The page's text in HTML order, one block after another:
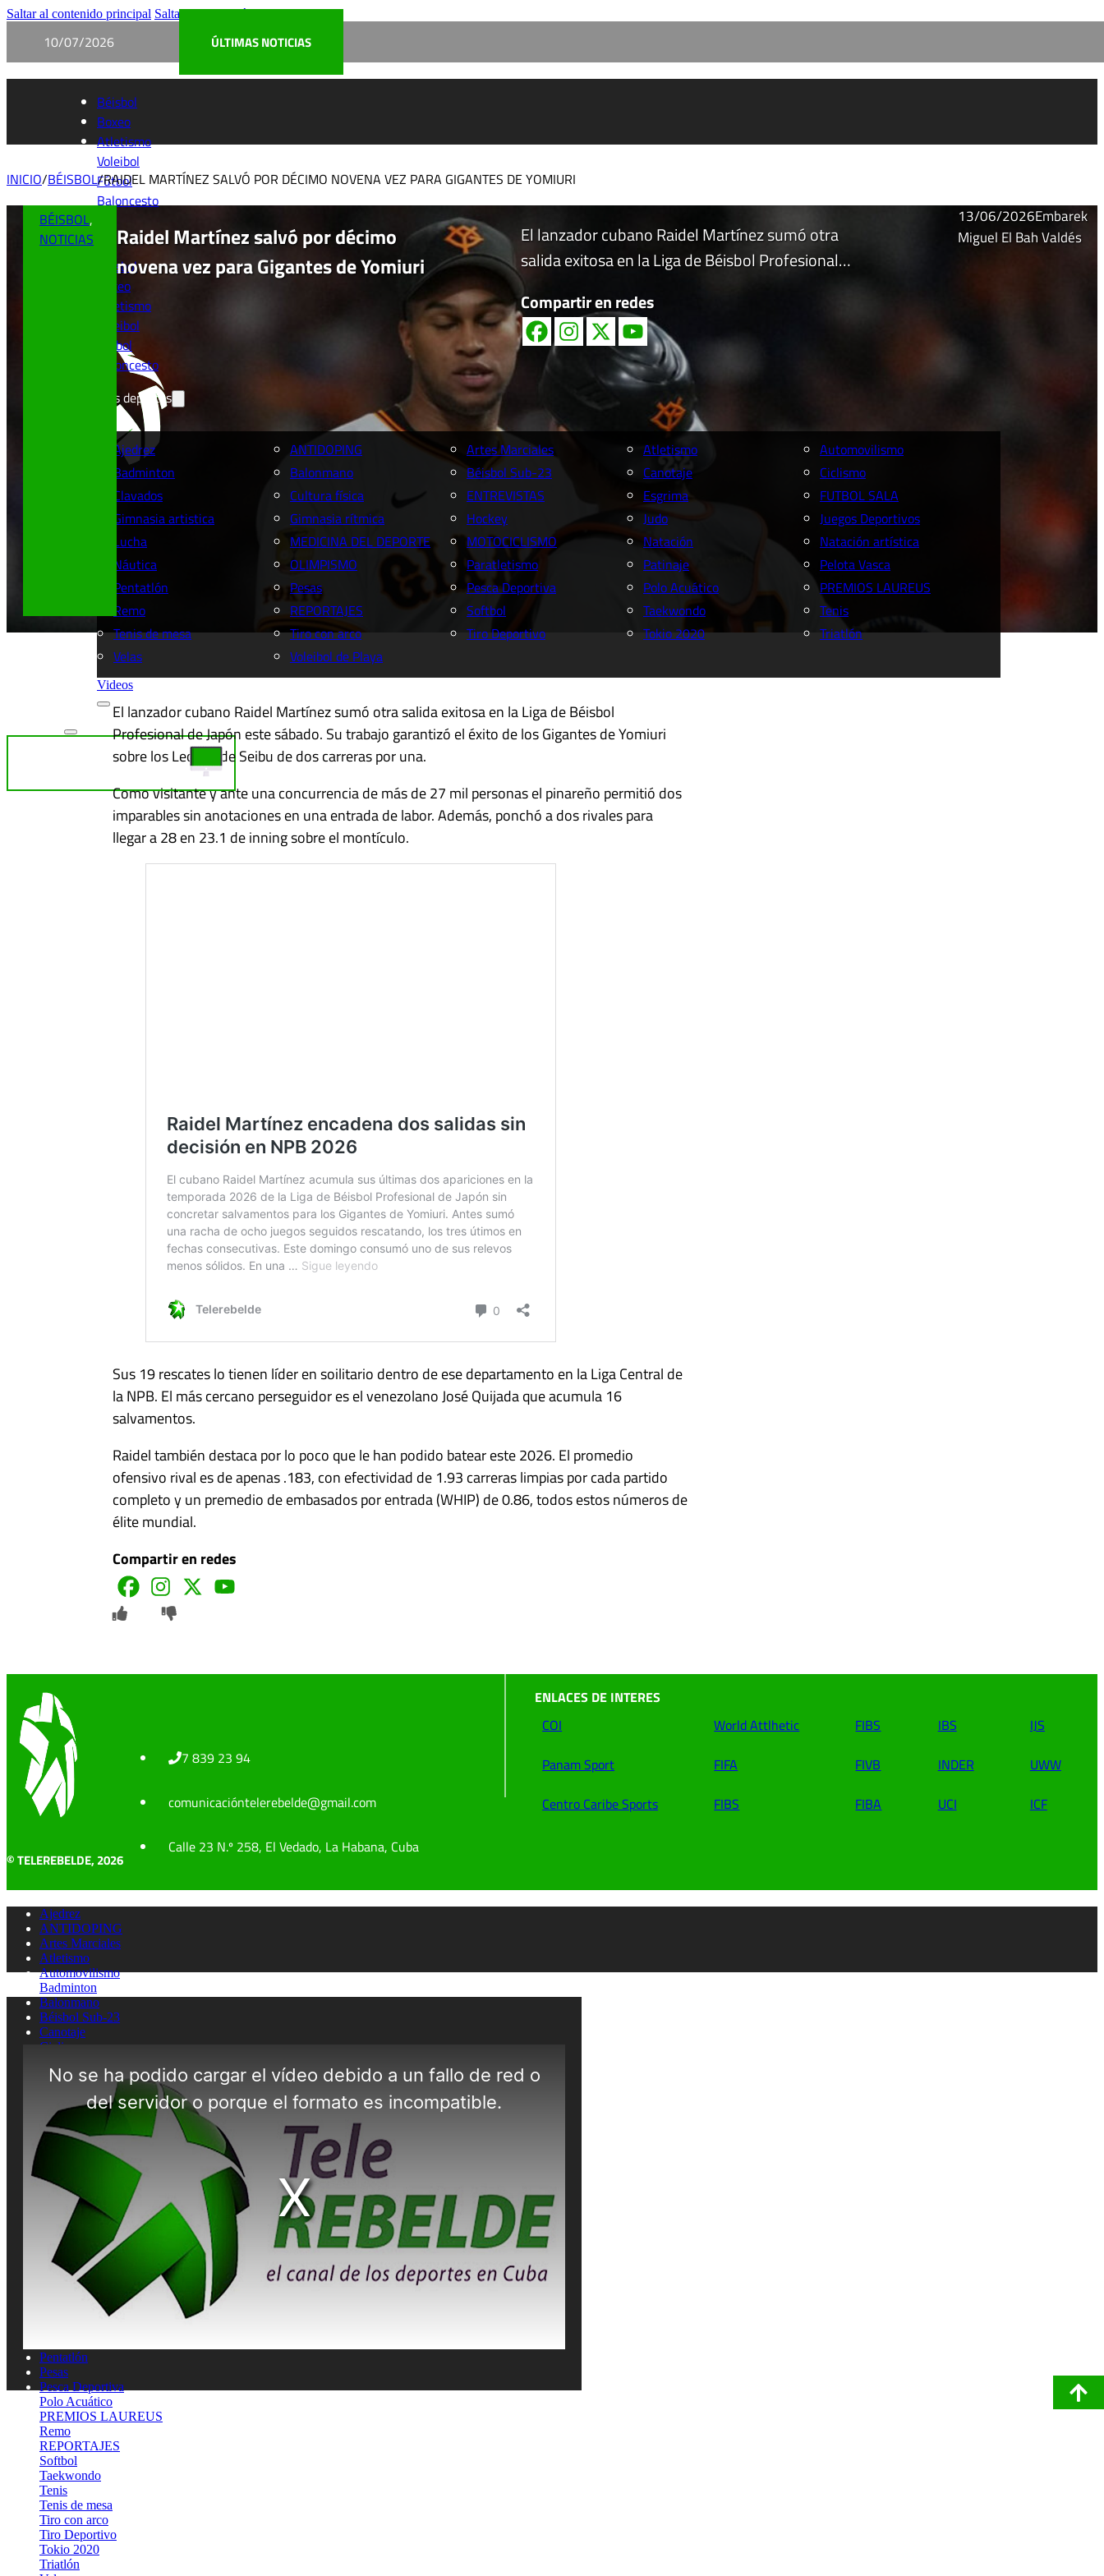
Saltar al contenido principal Saltar al pie de página
10/07/2026 ÚLTIMAS NOTICIAS
Béisbol
Boxeo
Atletismo
Voleibol
Fútbol
Baloncesto
Béisbol
Boxeo
Atletismo
Voleibol
Fútbol
Baloncesto
Más deportes
Ajedrez ANTIDOPING Artes Marciales Atletismo
Automovilismo
Badminton
Balonmano Béisbol Sub-23 Canotaje
Ciclismo
Clavados
Cultura física ENTREVISTAS Esgrima
FUTBOL SALA
Gimnasia artistica
Gimnasia rítmica Hockey Judo
Juegos Deportivos
Lucha
MEDICINA DEL DEPORTE MOTOCICLISMO Natación
Natación artística
Náutica
OLIMPISMO Paratletismo Patinaje
Pelota Vasca
Pentatlón
Pesas Pesca Deportiva Polo Acuático
PREMIOS LAUREUS
Remo
REPORTAJES Softbol Taekwondo
Tenis
Tenis de mesa
Tiro con arco Tiro Deportivo Tokio 2020
Triatlón
Velas
Voleibol de Playa
Videos
TELE REBELDE ¡EN VIVO!
INICIO/BÉISBOL/RAIDEL MARTÍNEZ SALVÓ POR DÉCIMO NOVENA VEZ PARA GIGANTES DE YOMIURI
BÉISBOL,
NOTICIAS
Raidel Martínez salvó por décimo
novena vez para Gigantes de Yomiuri
El lanzador cubano Raidel Martínez sumó otra
salida exitosa en la Liga de Béisbol Profesional…
Compartir en redes
13/06/2026Embarek
Miguel El Bah Valdés
El lanzador cubano Raidel Martínez sumó otra salida exitosa en la Liga de Béisbol
Profesional de Japón este sábado. Su trabajo garantizó el éxito de los Gigantes de Yomiuri
sobre los Leones de Seibu de dos carreras por una.
Como visitante y ante una concurrencia de más de 27 mil personas el pinareño permitió dos
imparables sin anotaciones en una entrada de labor. Además, ponchó a dos rivales para
llegar a 28 en 23.1 de inning sobre el montículo.
Sus 19 rescates lo tienen líder en soilitario dentro de ese departamento en la Liga Central de
la NPB. El más cercano perseguidor es el venezolano José Quijada que acumula 16
salvamentos.
Raidel también destaca por lo poco que le han podido batear este 2026. El promedio
ofensivo rival es de apenas .183, con efectividad de 1.93 carreras limpias por cada partido
completo y un premedio de embasados por entrada (WHIP) de 0.86, todos estos números de
élite mundial.
Compartir en redes
© TELEREBELDE, 2026
7 839 23 94
comunicacióntelerebelde@gmail.com
Calle 23 N.º 258, El Vedado, La Habana, Cuba
ENLACES DE INTERES
COI
Panam Sport
Centro Caribe Sports
World Attlhetic
FIFA
FIBS
FIBS
FIVB
FIBA
IBS
INDER
UCI
IJS
UWW
ICF
Ajedrez
ANTIDOPING
Artes Marciales
Atletismo
Automovilismo
Badminton
Balonmano
Béisbol Sub-23
Canotaje
Ciclismo
Cultura física
ENTREVISTAS
Esgrima
FUTBOL SALA
Gimnasia artistica
Gimnasia rítmica
Judo
Juegos Deportivos
MEDICINA DEL DEPORTE
MOTOCICLISMO
Natación
Natación artística
Náutica
OLIMPISMO
Paratletismo
Pentatlón
Pesas
Pesca Deportiva
Polo Acuático
PREMIOS LAUREUS
Remo
REPORTAJES
Softbol
Taekwondo
Tenis
Tenis de mesa
Tiro con arco
Tiro Deportivo
Tokio 2020
Triatlón